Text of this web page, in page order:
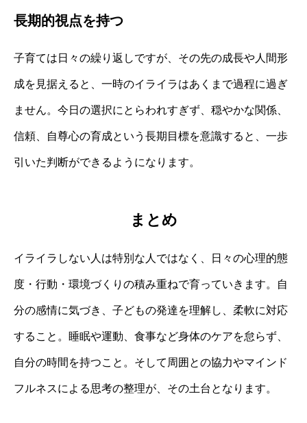
長期的視点を持つ
子育ては日々の繰り返しですが、その先の成長や人間形
成を見据えると、一時のイライラはあくまで過程に過ぎ
ません。今日の選択にとらわれすぎず、穏やかな関係、
信頼、自尊心の育成という長期目標を意識すると、一歩
引いた判断ができるようになります。
まとめ
イライラしない人は特別な人ではなく、日々の心理的態
度・行動・環境づくりの積み重ねで育っていきます。自
分の感情に気づき、子どもの発達を理解し、柔軟に対応
すること。睡眠や運動、食事など身体のケアを怠らず、
自分の時間を持つこと。そして周囲との協力やマインド
フルネスによる思考の整理が、その土台となります。